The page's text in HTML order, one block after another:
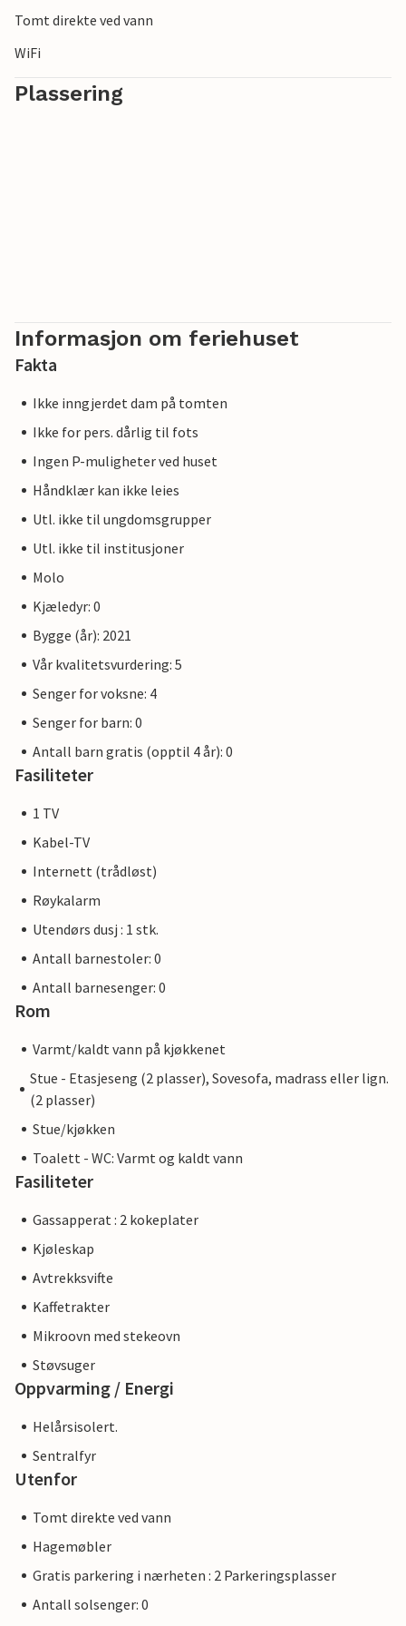
Tomt direkte ved vann
WiFi
Plassering
Informasjon om feriehuset
Fakta
Ikke inngjerdet dam på tomten
Ikke for pers. dårlig til fots
Ingen P-muligheter ved huset
Håndklær kan ikke leies
Utl. ikke til ungdomsgrupper
Utl. ikke til institusjoner
Molo
Kjæledyr: 0
Bygge (år): 2021
Vår kvalitetsvurdering: 5
Senger for voksne: 4
Senger for barn: 0
Antall barn gratis (opptil 4 år): 0
Fasiliteter
1 TV
Kabel-TV
Internett (trådløst)
Røykalarm
Utendørs dusj : 1 stk.
Antall barnestoler: 0
Antall barnesenger: 0
Rom
Varmt/kaldt vann på kjøkkenet
Stue - Etasjeseng (2 plasser), Sovesofa, madrass eller lign.
(2 plasser)
Stue/kjøkken
Toalett - WC: Varmt og kaldt vann
Fasiliteter
Gassapperat : 2 kokeplater
Kjøleskap
Avtrekksvifte
Kaffetrakter
Mikroovn med stekeovn
Støvsuger
Oppvarming / Energi
Helårsisolert.
Sentralfyr
Utenfor
Tomt direkte ved vann
Hagemøbler
Gratis parkering i nærheten : 2 Parkeringsplasser
Antall solsenger: 0